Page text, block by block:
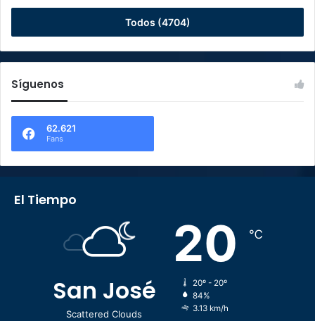
Todos (4704)
Síguenos
62.621
Fans
El Tiempo
San José
Scattered Clouds
20 ℃
20º - 20º
84%
3.13 km/h